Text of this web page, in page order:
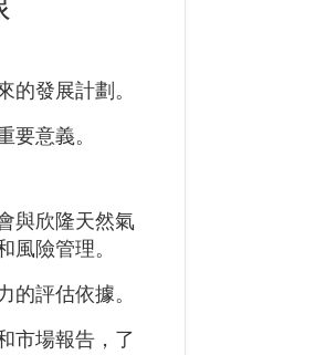
的發展計劃。
要意義。
與欣隆天然氣
風險管理。
的評估依據。
市場報告，了